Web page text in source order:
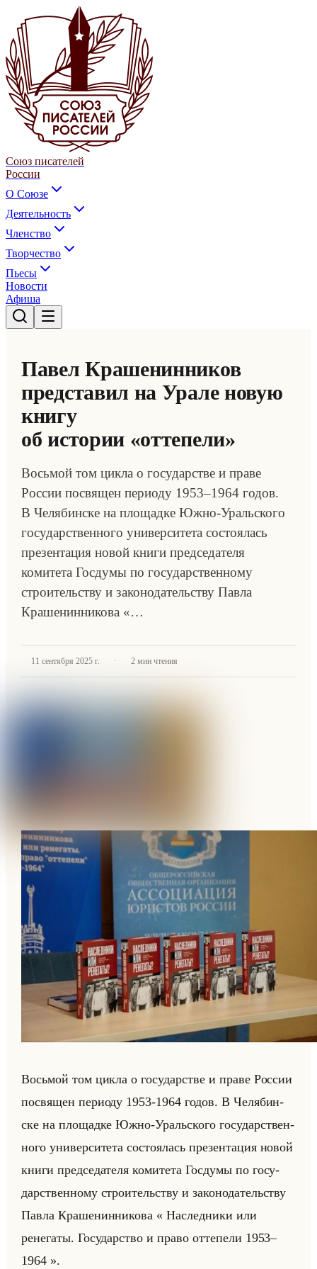
Союз писателей
России
О Союзе
Деятельность
Членство
Творчество
Пьесы
Новости
Афиша
Павел Крашенинников
представил на Урале новую
книгу
об истории «оттепели»
Восьмой том цикла о государстве и праве
России посвящен периоду 1953–1964 годов.
В Челябинске на площадке Южно-Уральского
государственного университета состоялась
презентация новой книги председателя
комитета Госдумы по государственному
строительству и законодательству Павла
Крашенинникова «…
11 сентября 2025 г. · 2 мин чтения
Восьмой том цикла о го­су­дар­стве и праве Рос­сии
по­свя­щен пе­ри­оду 1953-1964 годов. В Че­ля­бин­
ске на пло­щад­ке Южно-Уральско­го го­су­дар­ствен­
но­го уни­вер­си­те­та со­сто­ялась пре­зен­та­ция новой
книги пред­се­да­те­ля ко­ми­те­та Гос­ду­мы по го­су­
дар­ствен­но­му стро­ительству и за­ко­но­да­тельству
Павла Кра­ше­нин­ни­ко­ва « Наследники или
ренегаты. Государство и право оттепели 1953–
1964 ».